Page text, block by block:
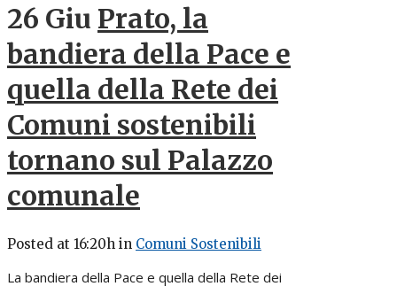
26 Giu Prato, la
bandiera della Pace e
quella della Rete dei
Comuni sostenibili
tornano sul Palazzo
comunale
Posted at 16:20h in Comuni Sostenibili
La bandiera della Pace e quella della Rete dei